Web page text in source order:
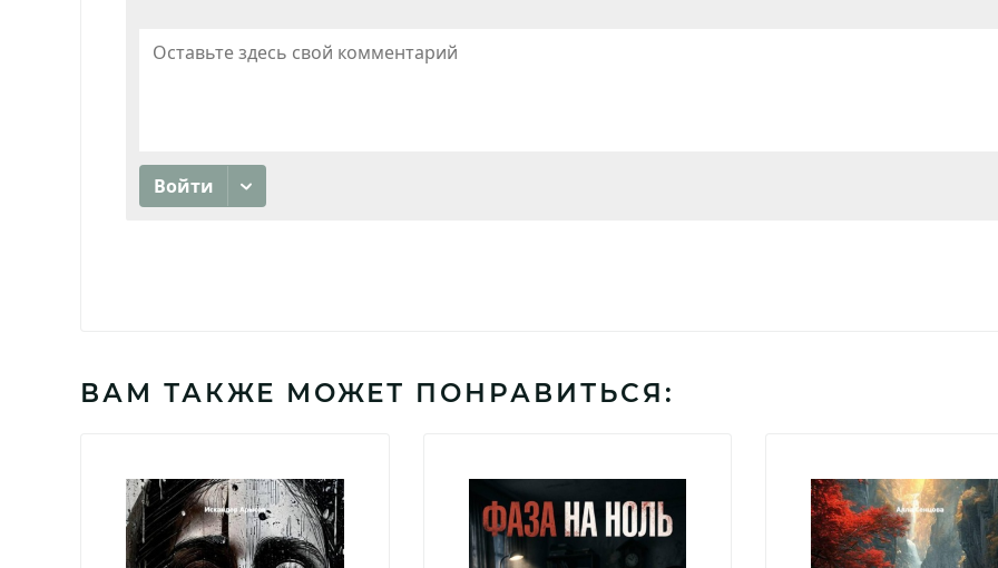
ВАМ ТАКЖЕ МОЖЕТ ПОНРАВИТЬСЯ: